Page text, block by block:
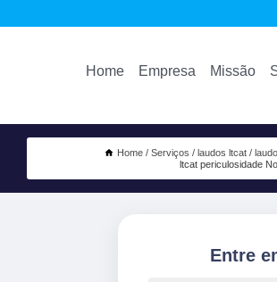
Home Empresa Missão
Home Serviços laudos ltcat
ltcat periculosidade
Entre